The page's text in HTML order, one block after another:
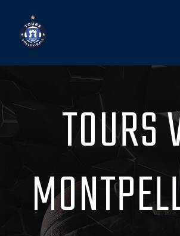
TOURS